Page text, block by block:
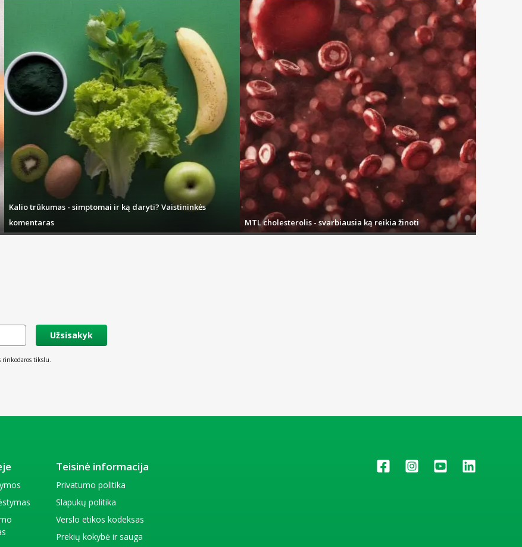
Kalio trūkumas - simptomai ir ką daryti? Vaistininkės
komentaras
MTL cholesterolis - svarbiausia ką reikia žinoti
Užsisakyk
tikslu.
Teisinė informacija
Privatumo politika
Slapukų politika
Verslo etikos kodeksas
Prekių kokybė ir sauga